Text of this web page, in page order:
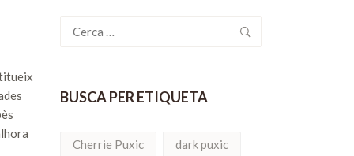
BUSCA PER ETIQUETA
Cherrie Puxic dark puxic